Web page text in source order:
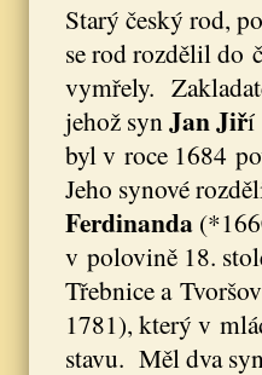
Starý český rod,
se rod rozdělil do
vymřely.
jehož synJan Jiří
byl v roce 1684
Jeho synové
Ferdinanda
v polovině 18.
Třebnice a
1781), který v
stavu. Měl dva